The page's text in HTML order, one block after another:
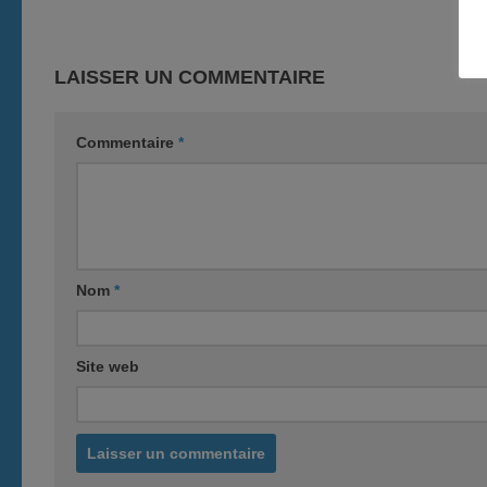
LAISSER UN COMMENTAIRE
Commentaire *
Nom *
Site web